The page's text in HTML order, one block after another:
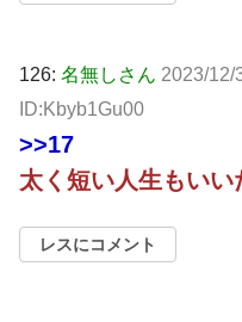
126: 名無しさん 2023/12/
ID:Kbyb1Gu00
>>17
太く短い人生もいい
レスにコメント